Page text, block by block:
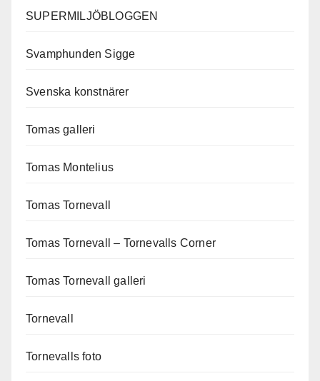
SUPERMILJÖBLOGGEN
Svamphunden Sigge
Svenska konstnärer
Tomas galleri
Tomas Montelius
Tomas Tornevall
Tomas Tornevall – Tornevalls Corner
Tomas Tornevall galleri
Tornevall
Tornevalls foto